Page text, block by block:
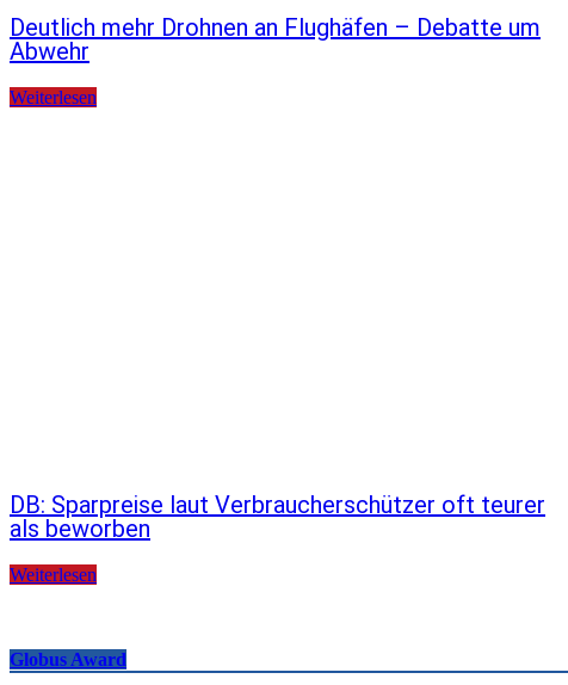
Deutlich mehr Drohnen an Flughäfen – Debatte um
Abwehr
Weiterlesen
DB: Sparpreise laut Verbraucherschützer oft teurer
als beworben
Weiterlesen
Globus Award